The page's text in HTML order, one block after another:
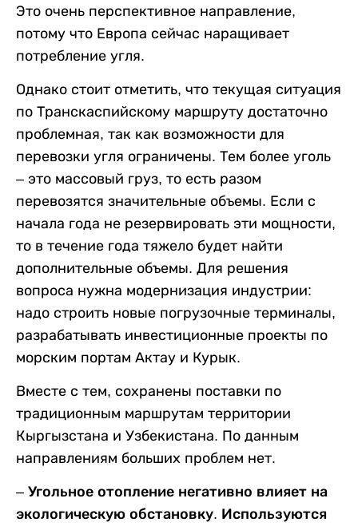
Это очень перспективное направление,
потому что Европа сейчас наращивает
потребление угля.
Однако стоит отметить, что текущая ситуация
по Транскаспийскому маршруту достаточно
проблемная, так как возможности для
перевозки угля ограничены. Тем более уголь
– это массовый груз, то есть разом
перевозятся значительные объемы. Если с
начала года не резервировать эти мощности,
то в течение года тяжело будет найти
дополнительные объемы. Для решения
вопроса нужна модернизация индустрии:
надо строить новые погрузочные терминалы,
разрабатывать инвестиционные проекты по
морским портам Актау и Курык.
Вместе с тем, сохранены поставки по
традиционным маршрутам территории
Кыргызстана и Узбекистана. По данным
направлениям больших проблем нет.
– Угольное отопление негативно влияет на
экологическую обстановку. Используются